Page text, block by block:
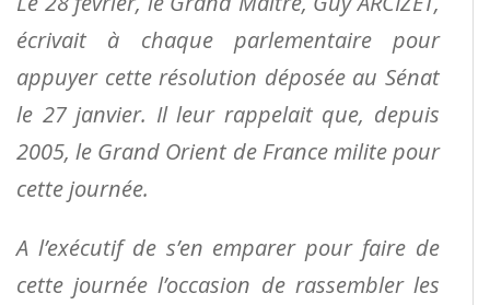
écrivait à chaque parlementaire pour
appuyer cette résolution déposée au Sénat
le 27 janvier. Il leur rappelait que, depuis
2005, le Grand Orient de France milite pour
cette journée.
A l’exécutif de s’en emparer pour faire de
cette journée l’occasion de rassembler les